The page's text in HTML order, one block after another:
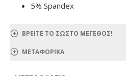
5% Spandex
ΒΡΕΙΤΕ ΤΟ ΣΩΣΤΟ ΜΕΓΕΘΟΣ!
ΜΕΤΑΦΟΡΙΚΑ